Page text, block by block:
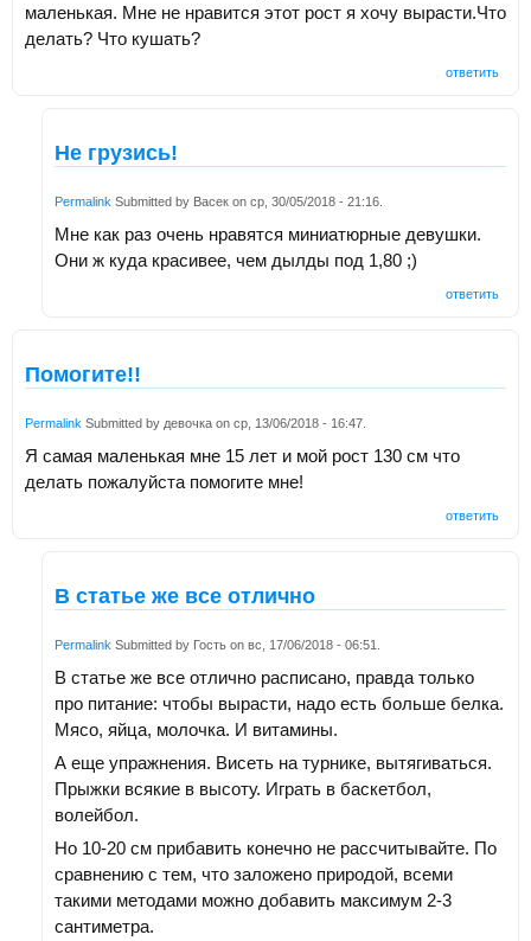
маленькая. Мне не нравится этот рост я хочу вырасти.Что
делать? Что кушать?
ответить
Не грузись!
Permalink Submitted by Васек on ср, 30/05/2018 - 21:16
Мне как раз очень нравятся миниатюрные девушки.
Они ж куда красивее, чем дылды под 1,80 ;)
ответить
Помогите!!
Permalink Submitted by девочка on ср, 13/06/2018 - 16:47
Я самая маленькая мне 15 лет и мой рост 130 см что
делать пожалуйста помогите мне!
ответить
В статье же все отлично
Permalink Submitted by Гость on вс, 17/06/2018 - 06:51
В статье же все отлично расписано, правда только
про питание: чтобы вырасти, надо есть больше белка.
Мясо, яйца, молочка. И витамины.
А еще упражнения. Висеть на турнике, вытягиваться.
Прыжки всякие в высоту. Играть в баскетбол,
волейбол.
Но 10-20 см прибавить конечно не рассчитывайте. По
сравнению с тем, что заложено природой, всеми
такими методами можно добавить максимум 2-3
сантиметра.